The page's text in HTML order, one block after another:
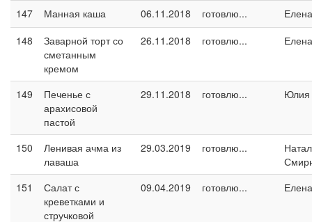
147 Манная каша 06.11.2018 готовлю...
148
Заварной торт со
сметанным
кремом
26.11.2018 готовлю...
149
Печенье с
арахисовой
пастой
29.11.2018 готовлю... Юлия
150
Ленивая ачма из
лаваша
29.03.2019 готовлю...
151
Салат с
креветками и
стручковой
09.04.2019 готовлю...